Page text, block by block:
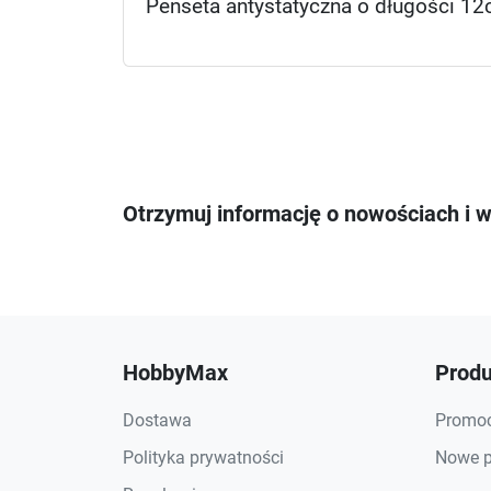
Penseta antystatyczna o długości
Otrzymuj informację o nowościach i
HobbyMax
Dostawa
Polityka prywatności
Nowe